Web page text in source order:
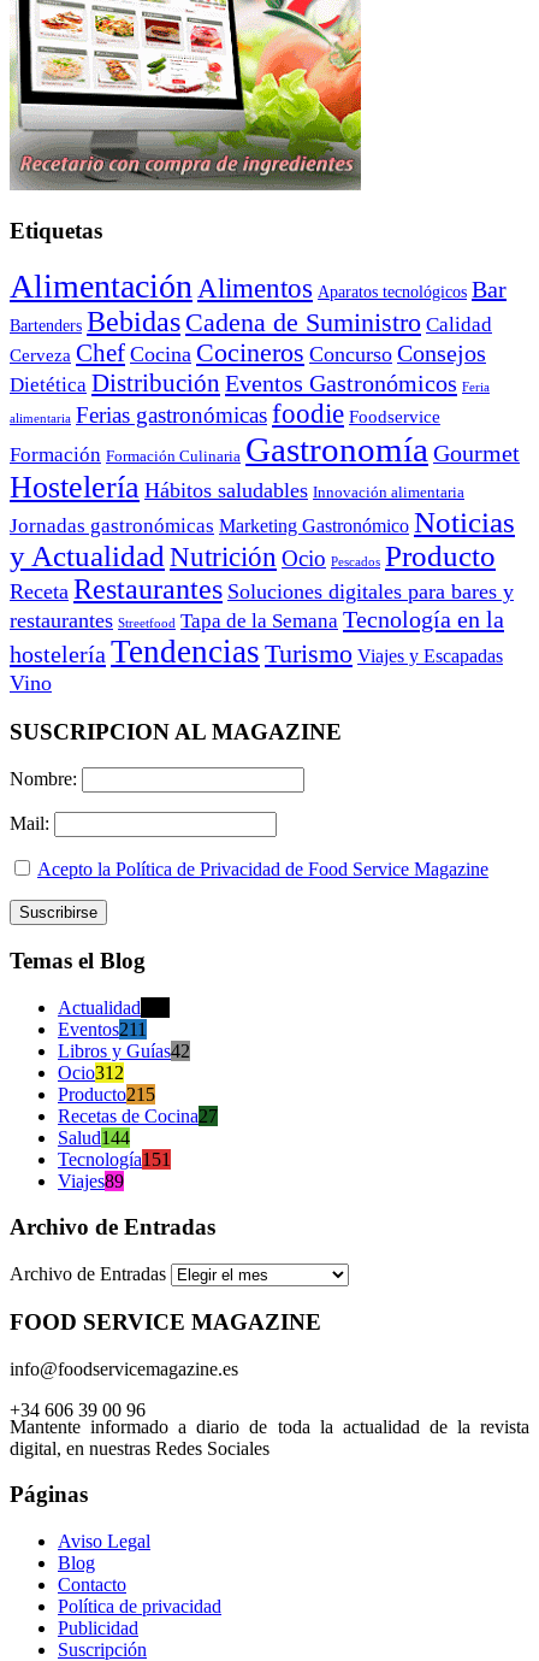
Etiquetas
Alimentación Alimentos Aparatos tecnológicos Bar
Bartenders Bebidas Cadena de Suministro Calidad
Cerveza Chef Cocina Cocineros Concurso Consejos
Dietética Distribución Eventos Gastronómicos Feria
alimentaria Ferias gastronómicasfoodie Foodservice
Formación Formación Culinaria Gastronomía Gourmet
Hostelería Hábitos saludables Innovación alimentaria
Jornadas gastronómicas Marketing Gastronómico Noticias
y Actualidad Nutrición Ocio Pescados Producto
Receta Restaurantes Soluciones digitales para bares y
restaurantes Streetfood Tapa de la Semana Tecnología en la
hostelería Tendencias Turismo Viajes y Escapadas
Vino
SUSCRIPCION AL MAGAZINE
Nombre:
Mail:
Acepto la Política de Privacidad de Food Service Magazine
Temas el Blog
Actualidad
Eventos211
Libros y Guías42
Ocio312
Producto215
Recetas de Cocina27
Salud144
Tecnología151
Viajes89
Archivo de Entradas
Archivo de Entradas
FOOD SERVICE MAGAZINE
info@foodservicemagazine.es
+34 606 39 00 96
Mantente informado a diario de toda la actualidad de la revista
digital, en nuestras Redes Sociales
Páginas
Aviso Legal
Blog
Contacto
Política de privacidad
Publicidad
Suscripción